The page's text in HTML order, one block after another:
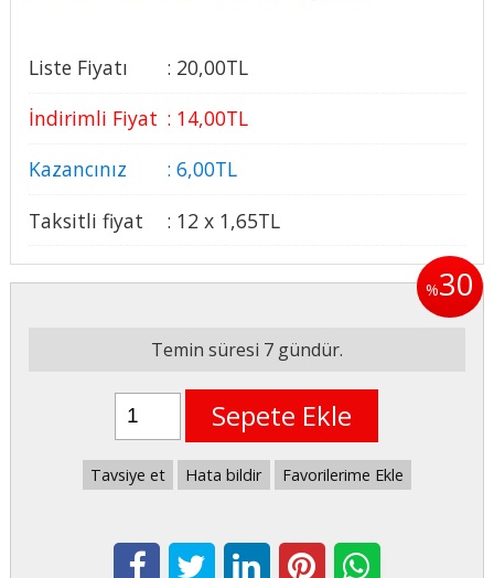
Liste Fiyatı : 20,00TL
İndirimli Fiyat : 14,00TL
Kazancınız
: 6,00TL
Taksitli fiyat
: 12 x 1,65TL
%30
Temin süresi 7 gündür.
Sepete Ekle
Tavsiye et Hata bildir Favorilerime Ekle